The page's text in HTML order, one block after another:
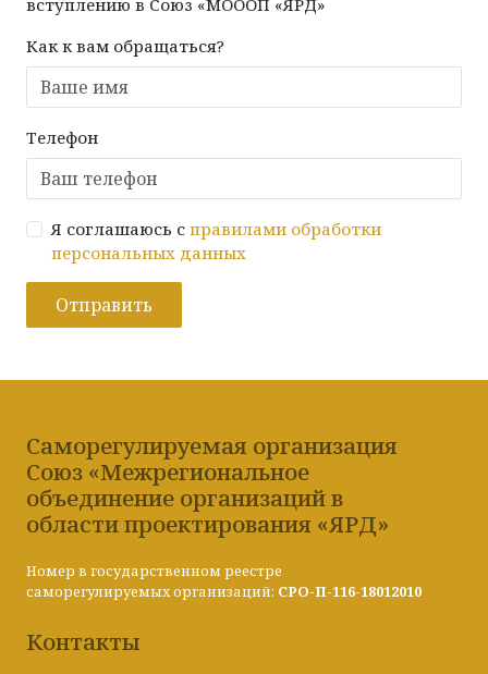
вступлению в Союз «МОООП «ЯРД»
Как к вам обращаться?
Телефон
Я соглашаюсь с правилами обработки
персональных данных
Отправить
Саморегулируемая организация
Союз «Межрегиональное
объединение организаций в
области проектирования «ЯРД»
Номер в государственном реестре
саморегулируемых организаций: СРО-П-116-18012010
Контакты